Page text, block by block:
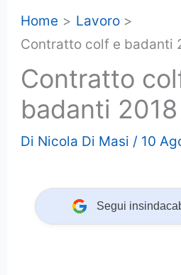
Home
Lavoro
Contratto colf e badanti
Contratto
badanti 2018
Di Nicola Di Masi / 10
Segui